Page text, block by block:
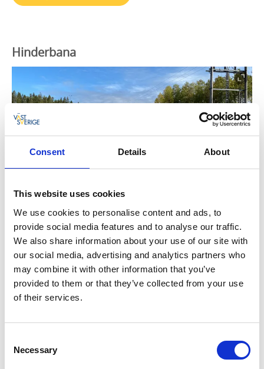
Consent Details About
This website uses cookies
We use cookies to personalise content and ads, to
provide social media features and to analyse our traffic.
We also share information about your use of our site with
our social media, advertising and analytics partners who
may combine it with other information that you’ve
provided to them or that they’ve collected from your use
of their services.
Selection
Necessary
Hinderbana
Fotograf: Ulricehamns Turistbyrå
En hinderbana för alla att använda. En kortare slinga
anläggs nära stadionområdet och här läggs in olika
hinder med jämna mellanrum.
Hinderbana